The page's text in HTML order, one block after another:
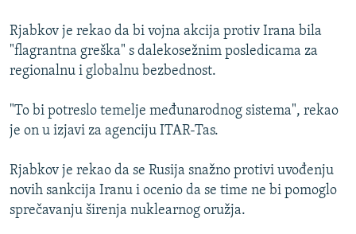
ISPRIČAJ MI
DNEVNO@RSE
VIŠE OD NASLOVA
POPLAVE I KLIZIŠTA U BIH 2024.
TV LIBERTY
PRATITE NAS
Sve RFE/RL stranice
Rjabkov je rekao da bi vojna akcija protiv Irana bila
"flagrantna greška" s dalekosežnim posledicama za
regionalnu i globalnu bezbednost.
"To bi potreslo temelje međunarodnog sistema", rekao
je on u izjavi za agenciju ITAR-Tas.
Rjabkov je rekao da se Rusija snažno protivi uvođenju
novih sankcija Iranu i ocenio da se time ne bi pomoglo
sprečavanju širenja nuklearnog oružja.